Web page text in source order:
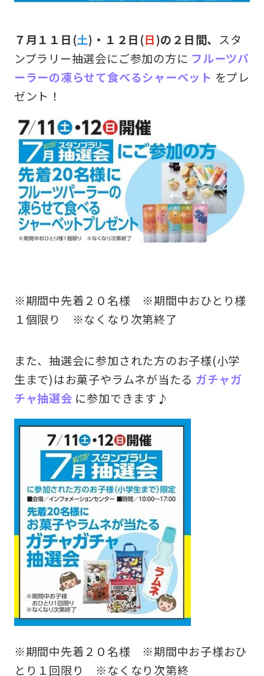
７月１１日(土)・１２日(日)の２日間、 スタ
ンプラリー抽選会にご参加の方に フルーツパ
ーラーの凍らせて食べるシャーベット をプレ
ゼント！
※期間中先着２０名様 ※期間中おひとり様
１個限り ※なくなり次第終了
また、抽選会に参加された方のお子様(小学
生まで)はお菓子やラムネが当たる ガチャガ
チャ抽選会 に参加できます♪
※期間中先着２０名様 ※期間中お子様おひ
とり１回限り ※なくなり次第終